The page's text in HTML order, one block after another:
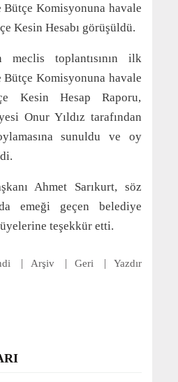
Bütçe Komisyonuna havale
Kesin Hesabı görüşüldü.
meclis toplantısının ilk
Bütçe Komisyonuna havale
Kesin Hesap Raporu,
Onur Yıldız tarafından
sunuldu ve oy
Ahmet Sarıkurt, söz
emeği geçen belediye
teşekkür etti.
Arşiv Geri Yazdır